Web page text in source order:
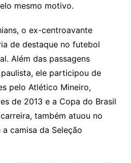
mesmo motivo.
o ex-centroavante
de destaque no futebol
Além das passagens
ele participou de
pelo Atlético Mineiro,
de 2013 e a Copa do Brasil
também atuou no
camisa da Seleção